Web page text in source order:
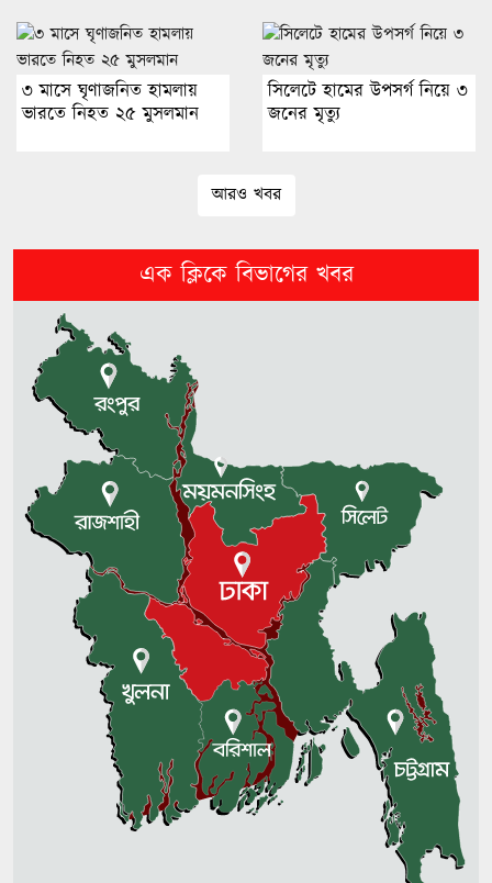
জ্বালানি সংকট মোকাবিলায় সরকার
সর্বোচ্চ চেষ্টা চালিয়ে যাচ্ছে: প্রধানমন্ত্রী
‘লুটপাটের লাইসেন্স’ দেওয়া হচ্ছে:
নাফ নদী থেকে ট্রলারসহ ৩ জেলেকে
জুলাই আন্দোলন শুধু একটি পক্ষের নয়,
সবাই মিলে এগিয়ে নিয়েছি: এ্যানি
সাতক্ষীরায় বজ্রপাতে ব্যবসায়ী নিহত
জ্বালানি খাতে লুটপাটের আয়োজন
চলছে: ফুয়াদ
৩ মাসে ঘৃণাজনিত হামলায়
ভারতে নিহত ২৫ মুসলমান
সিলেটে হামের উপসর্গ নিয়ে ৩
জনের মৃত্যু
আরও খবর
এক ক্লিকে বিভাগের খবর